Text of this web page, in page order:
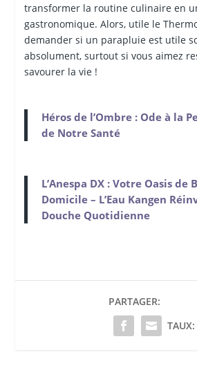
transformer la routine culinaire en
gastronomique. Alors, utile le
demander si un parapluie est utile
absolument, surtout si vous aimez
savourer la vie !
Héros de l’Ombre : Ode à la
de Notre Santé
L’Anespa DX : Votre Oasis de
Domicile – L’Eau Kangen
Douche Quotidienne
PARTAGER:
TAUX: